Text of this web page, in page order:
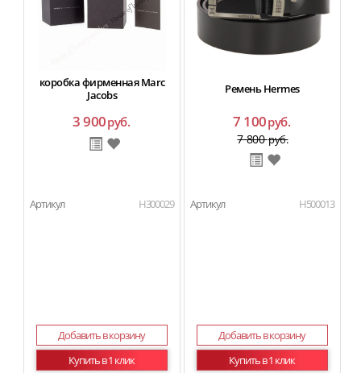
коробка фирменная Marc
Jacobs
3 900руб.
Артикул H300029
Добавить в корзину
Купить в 1 клик
Ремень Hermes
7 100руб.
7 800руб.
Артикул H500013
Добавить в корзину
Купить в 1 клик